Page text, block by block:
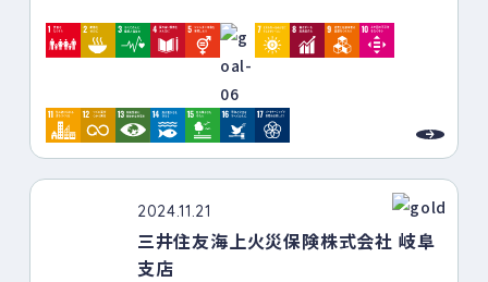
2024.11.21
三井住友海上火災保険株式会社 岐阜
支店